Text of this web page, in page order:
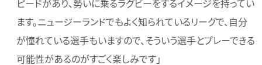
ピードがあり、勢いに乗るラグビーをするイメージを持ってい
ます。ニュージーランドでもよく知られているリーグで、自分
が憧れている選手もいますので、そういう選手とプレーできる
可能性があるのがすごく楽しみです」